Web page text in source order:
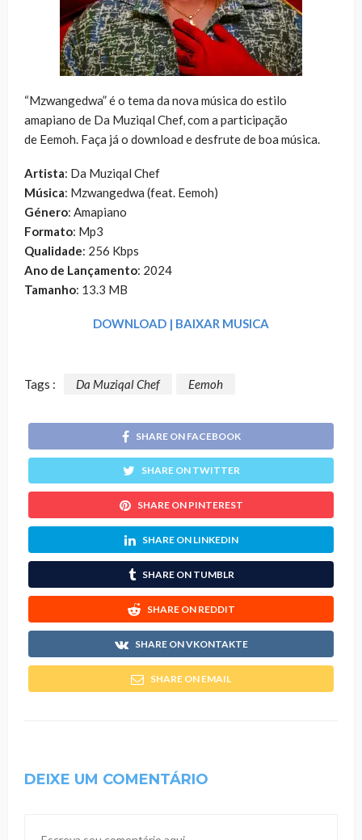
“Mzwangedwa” é o tema da nova música do estilo
amapiano de Da Muziqal Chef, com a participação
de Eemoh. Faça já o download e desfrute de boa música.
Artista: Da Muziqal Chef
Música: Mzwangedwa (feat. Eemoh)
Género: Amapiano
Formato: Mp3
Qualidade: 256 Kbps
Ano de Lançamento: 2024
Tamanho: 13.3 MB
DOWNLOAD | BAIXAR MUSICA
Tags : Da Muziqal Chef Eemoh
SHARE ON FACEBOOK
SHARE ON TWITTER
SHARE ON PINTEREST
SHARE ON LINKEDIN
SHARE ON TUMBLR
SHARE ON REDDIT
SHARE ON VKONTAKTE
SHARE ON EMAIL
DEIXE UM COMENTÁRIO